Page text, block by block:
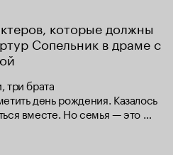
которые должны
Сопельник в драме с
брата
день рождения. Казалось
вместе. Но семья — это
«братьев» — опытного
эксперимент по созданию